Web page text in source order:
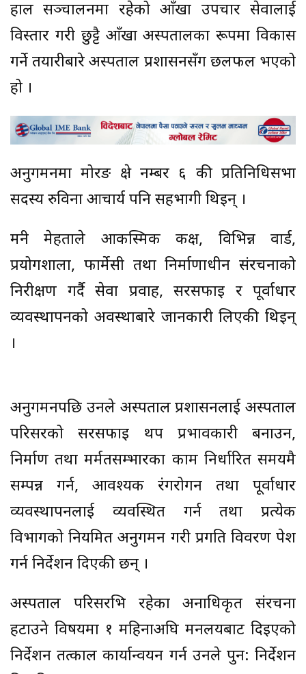
हाल सञ्चालनमा रहेको आँखा उपचार सेवालाई
विस्तार गरी छुट्टै आँखा अस्पतालका रूपमा विकास
गर्ने तयारीबारे अस्पताल प्रशासनसँग छलफल भएको
हो ।
अनुगमनमा मोरङ क्षेत्र नम्बर ६ की प्रतिनिधिसभा
सदस्य रुविना आचार्य पनि सहभागी थिइन् ।
मन्त्री मेहताले आकस्मिक कक्ष, विभिन्न वार्ड,
प्रयोगशाला, फार्मेसी तथा निर्माणाधीन संरचनाको
निरीक्षण गर्दै सेवा प्रवाह, सरसफाइ र पूर्वाधार
व्यवस्थापनको अवस्थाबारे जानकारी लिएकी थिइन्
।
अनुगमनपछि उनले अस्पताल प्रशासनलाई अस्पताल
परिसरको सरसफाइ थप प्रभावकारी बनाउन,
निर्माण तथा मर्मतसम्भारका काम निर्धारित समयमै
सम्पन्न गर्न, आवश्यक रंगरोगन तथा पूर्वाधार
व्यवस्थापनलाई व्यवस्थित गर्न तथा प्रत्येक
विभागको नियमित अनुगमन गरी प्रगति विवरण पेश
गर्न निर्देशन दिएकी छन् ।
अस्पताल परिसरभित्र रहेका अनाधिकृत संरचना
हटाउने विषयमा १ महिनाअघि मन्त्रालयबाट दिइएको
निर्देशन तत्काल कार्यान्वयन गर्न उनले पुन: निर्देशन